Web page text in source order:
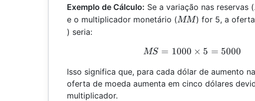
Exemplo de Cálculo: Se a variação nas reservas (
e o multiplicador monetário (MM
MM) for 5, a
) seria:
MS = 1000
MS = 1000 × 5 = 5000
Isso significa que, para cada dólar de aumento
oferta de moeda aumenta em cinco dólares
multiplicador.